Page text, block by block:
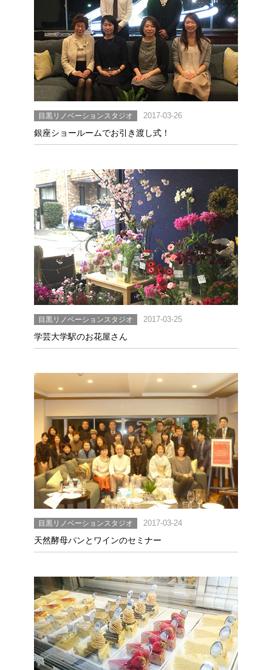
目黒リノベーションスタジオ 2017-03-26
銀座ショールームでお引き渡し式！
目黒リノベーションスタジオ 2017-03-25
学芸大学駅のお花屋さん
目黒リノベーションスタジオ 2017-03-24
天然酵母パンとワインのセミナー